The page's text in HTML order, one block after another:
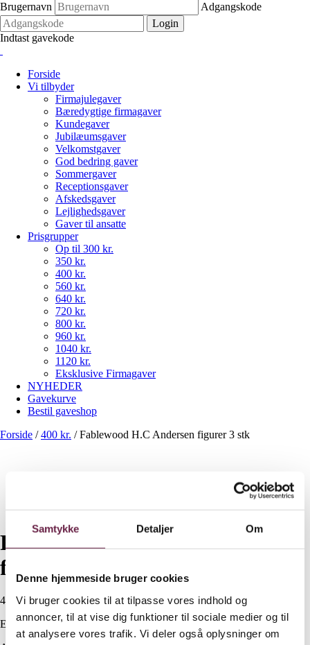
Samtykke Detaljer Om
Denne hjemmeside bruger cookies
Vi bruger cookies til at tilpasse vores indhold og
annoncer, til at vise dig funktioner til sociale medier og til
at analysere vores trafik. Vi deler også oplysninger om
Brugernavn
Adgangskode
Login
Indtast gavekode
Forside
Vi tilbyder
Firmajulegaver
Bæredygtige firmagaver
Kundegaver
Jubilæumsgaver
Velkomstgaver
God bedring gaver
Sommergaver
Receptionsgaver
Afskedsgaver
Lejlighedsgaver
Gaver til ansatte
Prisgrupper
Op til 300 kr.
350 kr.
400 kr.
560 kr.
640 kr.
720 kr.
800 kr.
960 kr.
1040 kr.
1120 kr.
Eksklusive Firmagaver
NYHEDER
Gavekurve
Bestil gaveshop
Forside /400 kr. /Fablewood H.C Andersen figurer 3 stk
Fablewood H.C Andersen
figurer 3 stk
400,00DKK
Ekskl. moms